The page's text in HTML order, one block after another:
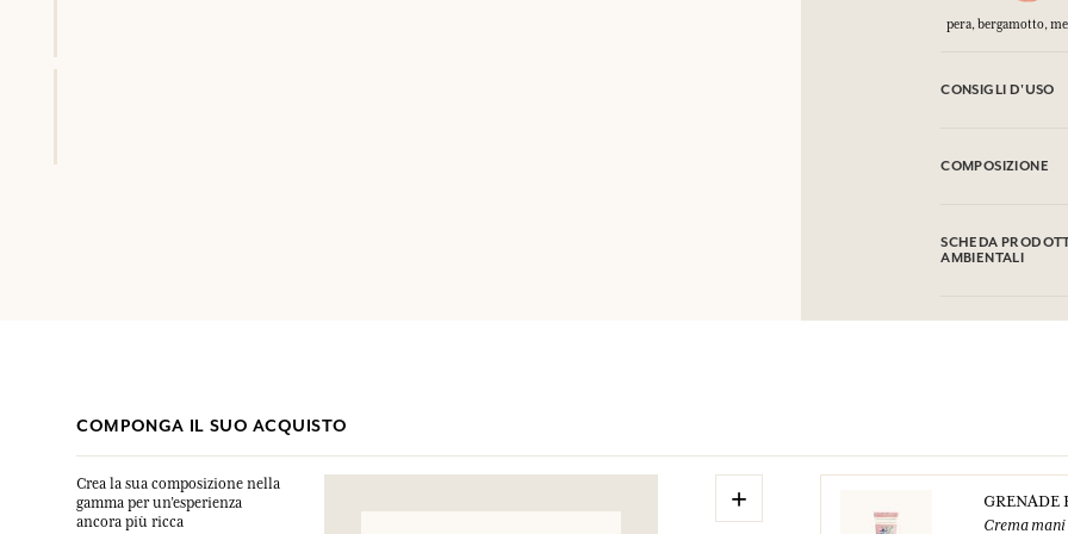
pera, bergamotto,
CONSIGLI D'USO
COMPOSIZIONE
Citronellol,
si prega di
SCHEDA
AMBIENTALI
Si prega di
COMPONGA IL SUO ACQUISTO
Crea la sua composizione nella
gamma per un’esperienza
ancora più ricca
+
GRENADE
Crema mani